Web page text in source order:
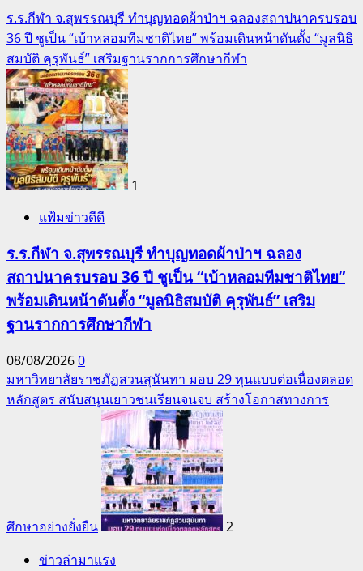
ร.ร.กีฬา จ.สุพรรณบุรี ทำบุญทอดผ้าป่าฯ ฉลองสถาปนาครบรอบ
36 ปี ชูเป็น “เบ้าหลอมทีมชาติไทย” พร้อมเดินหน้าดันตั้ง “มูลนิธิ
สมบัติ คุรุพันธ์” เสริมฐานรากการศึกษากีฬา
1
แฟ้มข่าวดีดี
ร.ร.กีฬา จ.สุพรรณบุรี ทำบุญทอดผ้าป่าฯ ฉลอง
สถาปนาครบรอบ 36 ปี ชูเป็น “เบ้าหลอมทีมชาติไทย”
พร้อมเดินหน้าดันตั้ง “มูลนิธิสมบัติ คุรุพันธ์” เสริม
ฐานรากการศึกษากีฬา
08/08/20260
มหาวิทยาลัยราชภัฏสวนสุนันทา มอบ 29 ทุนแบบต่อเนื่องตลอด
หลักสูตร สนับสนุนเยาวชนเรียนจนจบ สร้างโอกาสทางการ
ศึกษาอย่างยั่งยืน
2
ข่าวล่ามาแรง